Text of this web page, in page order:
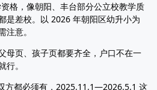
格，像朝阳、丰台部分公立校教学质
是差校。以 2026 年朝阳区幼升小为
注意。
页、孩子页都要齐全，户口不在一
。
都必须有，2025.11.1—2026.5.1 这